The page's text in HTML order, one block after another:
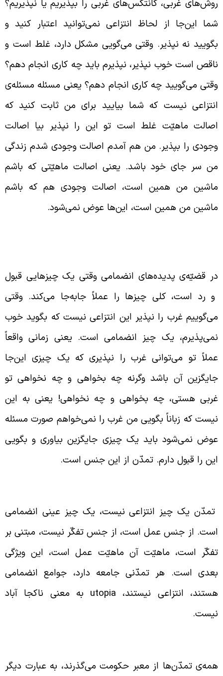
غربی، کانتکس‌های غربی را بپذیریم یا نپذیریم؟
این‌جا از لحاظ انتزاعی نمی‌توانید اعتبار کنید و
نه نپذیر. وقتی می‌گویی مشکل دارد، غلط است و
است خوب نپذیر، نپذیرم باید چه کاری انجام دهم؟
می‌گویید چه کاری انجام دهم؟ یعنی مسئله مسئله‌ی
نیست که شما بیایید برای من ثابت کنید که
ماهیّت غلط است تو این را نپذیر بیا اصالت
را بپذیر. من هم آمدم اصالت وجودی شدم زندگی
سر جای خود باشد. یعنی اصالت ماهیّتی که باشم
من همین است،‌ اصالت وجودی هم که باشم
من همین است، این‌ها عوض نمی‌شود.
قضیّه‌ی پدیده‌های انضمامی وقتی یک چیزهایی قبول
رد است، کلی چیزها را عملاً جابه‌جا می‌کند. وقتی
غرب را نپذیر این انتزاعی نیست که بگوید خوب
یک چیز انضمامی است. یعنی زمانی واقعاً
تو می‌توانی غرب را نپذیری که یک چیزی این‌جا
آن باشد وگرنه چه بخواهی و چه نخواهی تو
هستی، چه بخواهی و چه نخواهی! یعنی به این
که زباناً بگویی من غرب را نمی‌خواهم صورت مسئله
نمی‌شود باید یک چیزی جایگزین بیاوری و بگویی
را قبول دارم. تمدّن از این جنس است.
یک چیز انتزاعی نیست، یک چیز عینی انضمامی
از جنس عمل است، از جنس تفکّر نیست، مبتنی بر
است، ماهیّت آن ماهیّت عمل است، این ویژگی‌
است. هر تمدّنی جامعه دارد، جوامع انضمامی
انتزاعی نیستند، utopiaبه معنی ناکجا آباد
تمدّن‌ها از معبر حکومت می‌گذرند، به عبارت دیگر